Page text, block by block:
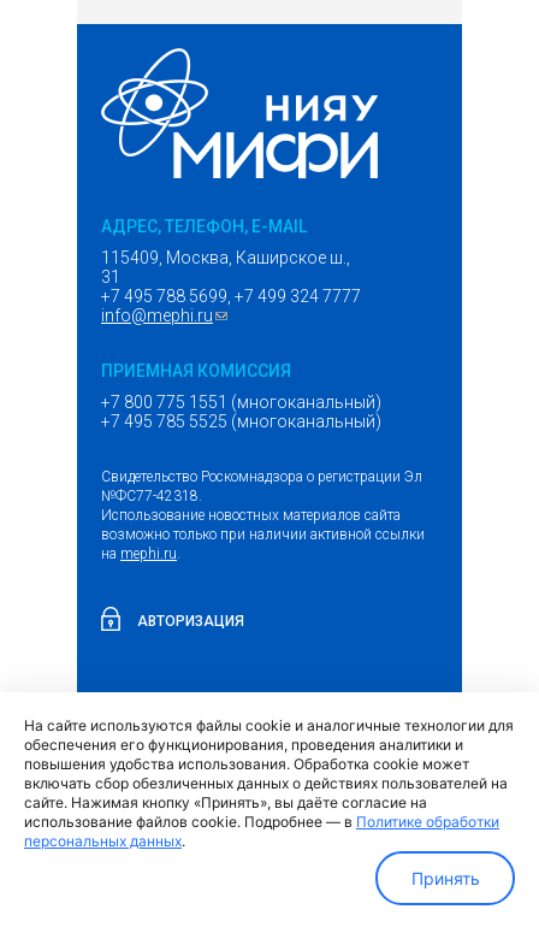
АДРЕС, ТЕЛЕФОН, E-MAIL
115409, Москва, Каширское ш.,
31
+7 495 788 5699, +7 499 324 7777
info@mephi.ru(ссылка для отправки email)
ПРИЕМНАЯ КОМИССИЯ
+7 800 775 1551 (многоканальный)
+7 495 785 5525 (многоканальный)
Свидетельство Роскомнадзора о регистрации Эл
№ФС77-42318.
Использование новостных материалов сайта
возможно только при наличии активной ссылки
на mephi.ru.
АВТОРИЗАЦИЯ
Обращение граждан и организаций (внешняя
ссылка)
Политика обработки персональных данных
На сайте используются файлы cookie и аналогичные технологии для
обеспечения его функционирования, проведения аналитики и
повышения удобства использования. Обработка cookie может
включать сбор обезличенных данных о действиях пользователей на
сайте. Нажимая кнопку «Принять», вы даёте согласие на
использование файлов cookie. Подробнее — в Политике обработки
персональных данных.
Принять